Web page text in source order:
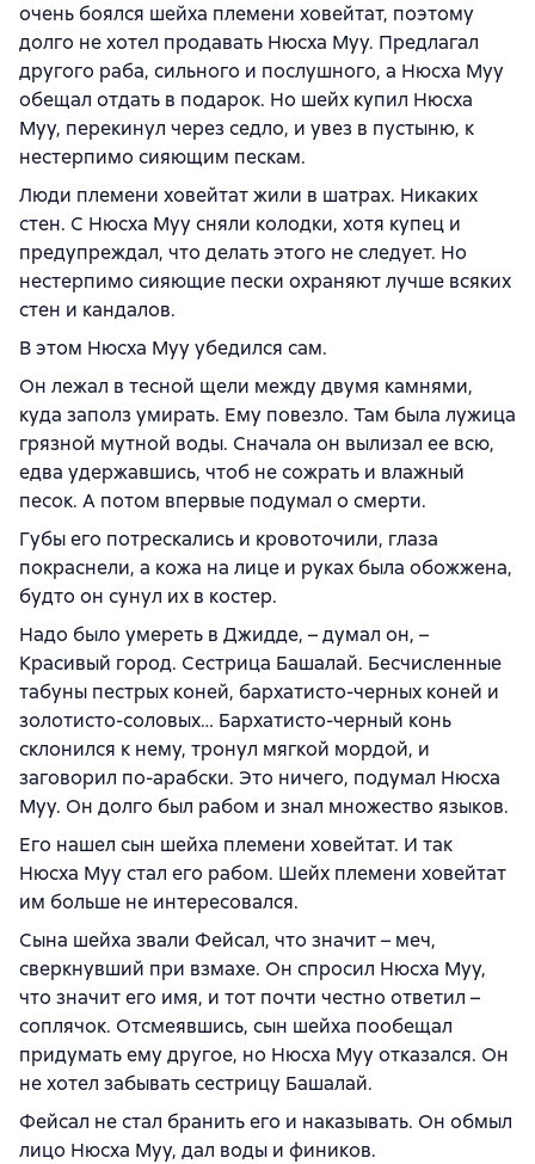
очень боялся шейха племени ховейтат, поэтому
долго не хотел продавать Нюсха Муу. Предлагал
другого раба, сильного и послушного, а Нюсха Муу
обещал отдать в подарок. Но шейх купил Нюсха
Муу, перекинул через седло, и увез в пустыню, к
нестерпимо сияющим пескам.
Люди племени ховейтат жили в шатрах. Никаких
стен. С Нюсха Муу сняли колодки, хотя купец и
предупреждал, что делать этого не следует. Но
нестерпимо сияющие пески охраняют лучше всяких
стен и кандалов.
В этом Нюсха Муу убедился сам.
Он лежал в тесной щели между двумя камнями,
куда заполз умирать. Ему повезло. Там была лужица
грязной мутной воды. Сначала он вылизал ее всю,
едва удержавшись, чтоб не сожрать и влажный
песок. А потом впервые подумал о смерти.
Губы его потрескались и кровоточили, глаза
покраснели, а кожа на лице и руках была обожжена,
будто он сунул их в костер.
Надо было умереть в Джидде, – думал он, –
Красивый город. Сестрица Башалай. Бесчисленные
табуны пестрых коней, бархатисто-черных коней и
золотисто-соловых… Бархатисто-черный конь
склонился к нему, тронул мягкой мордой, и
заговорил по-арабски. Это ничего, подумал Нюсха
Муу. Он долго был рабом и знал множество языков.
Его нашел сын шейха племени ховейтат. И так
Нюсха Муу стал его рабом. Шейх племени ховейтат
им больше не интересовался.
Сына шейха звали Фейсал, что значит – меч,
сверкнувший при взмахе. Он спросил Нюсха Муу,
что значит его имя, и тот почти честно ответил –
соплячок. Отсмеявшись, сын шейха пообещал
придумать ему другое, но Нюсха Муу отказался. Он
не хотел забывать сестрицу Башалай.
Фейсал не стал бранить его и наказывать. Он обмыл
лицо Нюсха Муу, дал воды и фиников.